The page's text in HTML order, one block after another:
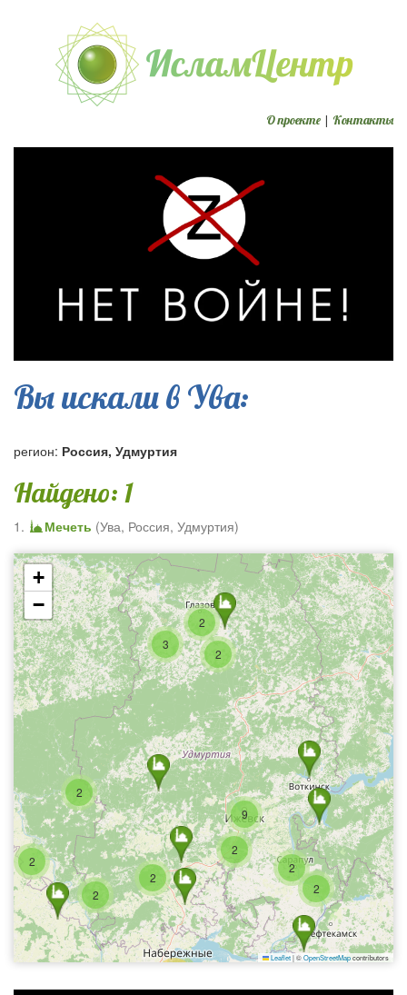
О проекте | Контакты
Вы искали в Ува:
регион: Россия, Удмуртия
Найдено: 1
1. Мечеть (Ува, Россия, Удмуртия)
2
2
3
2
2
9
2
2
2
2
2
+
−
Leaflet|©OpenStreetMapcontributors